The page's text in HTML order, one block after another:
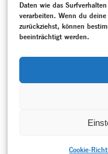
Daten wie das
verarbeiten. Wenn du
zurückziehst, können
beeinträchtigt werden.
Cookie-
1000 Grüße–
Fuchs, Steffen